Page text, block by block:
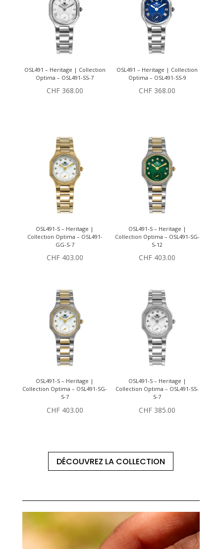
OSL491 – Heritage | Collection
Optima – OSL491-SS-7
CHF368.00
OSL491 – Heritage | Collection
Optima – OSL491-SS-9
CHF 368.00
OSL491-S – Heritage |
Collection Optima – OSL491-
GG-S-7
CHF403.00
OSL491-S – Heritage |
Collection Optima – OSL491-SG-
S-12
CHF 403.00
OSL491-S – Heritage |
Collection Optima – OSL491-SG-
S-7
CHF403.00
OSL491-S – Heritage |
Collection Optima – OSL491-SS-
S-7
CHF 385.00
DÉCOUVREZ LA COLLECTION